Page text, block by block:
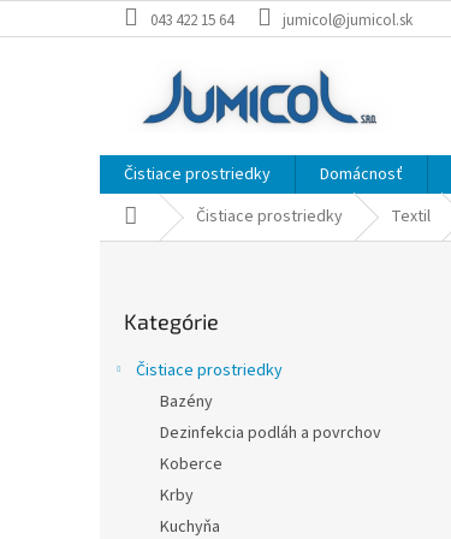
na
043 422 15 64 jumicol@jumicol.sk
Čistiace prostriedky Domácnosť
Domov Čistiace prostriedky Textil
kategórie
Kategórie
Čistiace prostriedky
Bazény
Dezinfekcia podláh a povrchov
Koberce
Krby
Kuchyňa